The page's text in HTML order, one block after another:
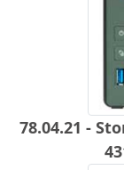
78.04.21 -